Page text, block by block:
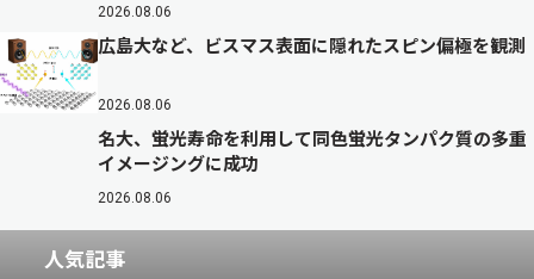
2026.08.06
広島大など、ビスマス表面に隠れたスピン偏極を観測
2026.08.06
名大、蛍光寿命を利用して同色蛍光タンパク質の多重
イメージングに成功
2026.08.06
人気記事